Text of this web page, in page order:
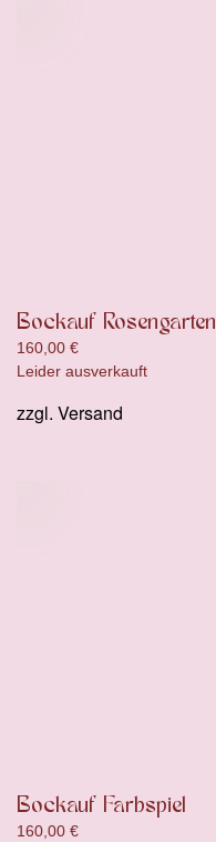
Bockauf Rosengarten
160,00 €
Leider ausverkauft
zzgl. Versand
Bockauf Farbspiel
160,00 €